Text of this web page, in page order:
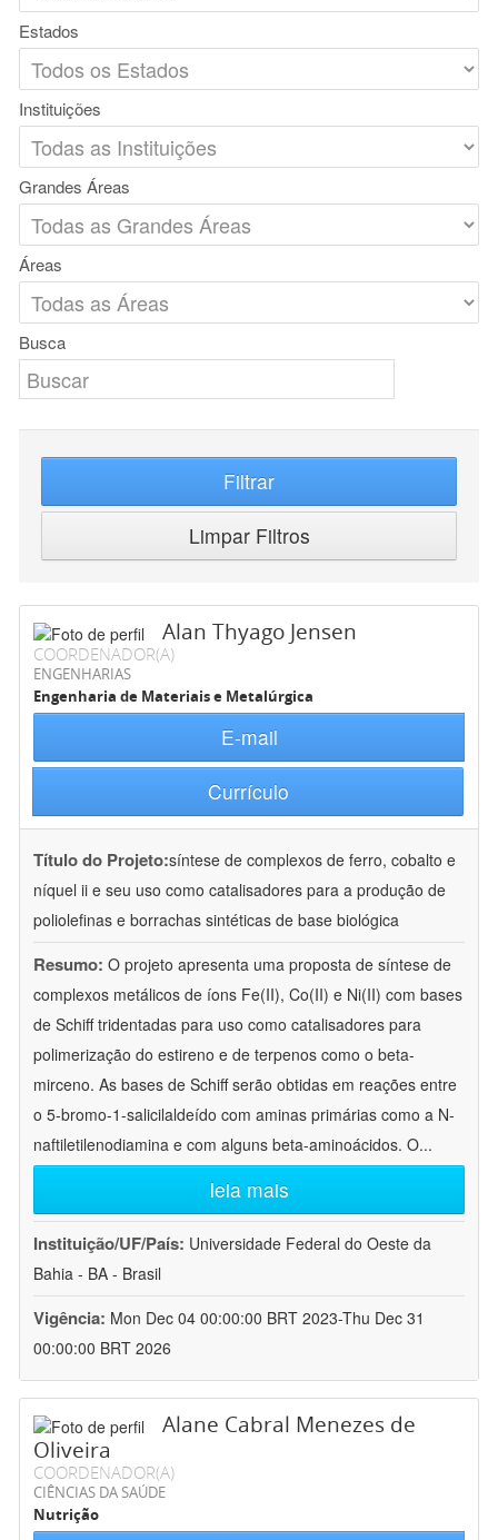
Estados
Instituições
Grandes Áreas
Áreas
Busca
Filtrar
Limpar Filtros
Alan Thyago Jensen
COORDENADOR(A)
ENGENHARIAS
Engenharia de Materiais e Metalúrgica
E-mail
Currículo
Título do Projeto:síntese de complexos de ferro, cobalto e
níquel ii e seu uso como catalisadores para a produção de
poliolefinas e borrachas sintéticas de base biológica
Resumo: O projeto apresenta uma proposta de síntese de
complexos metálicos de íons Fe(II), Co(II) e Ni(II) com bases
de Schiff tridentadas para uso como catalisadores para
polimerização do estireno e de terpenos como o beta-
mirceno. As bases de Schiff serão obtidas em reações entre
o 5-bromo-1-salicilaldeído com aminas primárias como a N-
naftiletilenodiamina e com alguns beta-aminoácidos. O...
leia mais
Instituição/UF/País: Universidade Federal do Oeste da
Bahia - BA - Brasil
Vigência: Mon Dec 04 00:00:00 BRT 2023-Thu Dec 31
00:00:00 BRT 2026
Alane Cabral Menezes de
Oliveira
COORDENADOR(A)
CIÊNCIAS DA SAÚDE
Nutrição